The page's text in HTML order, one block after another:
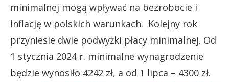
minimalnej mogą wpływać na bezrobocie i
inflację w polskich warunkach. Kolejny rok
przyniesie dwie podwyżki płacy minimalnej. Od
1 stycznia 2024 r. minimalne wynagrodzenie
będzie wynosiło 4242 zł, a od 1 lipca – 4300 zł.